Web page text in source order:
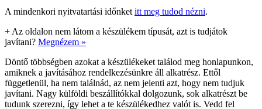
A mindenkori nyitvatartási időnket itt meg tudod nézni.
+ Az oldalon nem látom a készülékem típusát, azt is tudjátok
javítani? Megnézem »
Döntő többségben azokat a készülékeket találod meg honlapunkon,
amiknek a javításához rendelkezésünkre áll alkatrész. Ettől
függetlenül, ha nem találnád, az nem jelenti azt, hogy nem tudjuk
javítani. Nagy külföldi beszállítókkal dolgozunk, sok alkatrészt be
tudunk szerezni, így lehet a te készülékedhez valót is. Vedd fel